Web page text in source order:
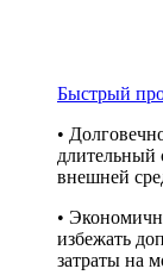
Быстрый
•
длительный
внешней
•
избежать
затраты на